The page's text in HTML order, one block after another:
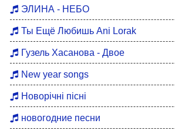
ЭЛИНА - НЕБО
Ты Ещё Любишь Ani Lorak
Гузель Хасанова - Двое
New year songs
Новорічні пісні
новогодние песни